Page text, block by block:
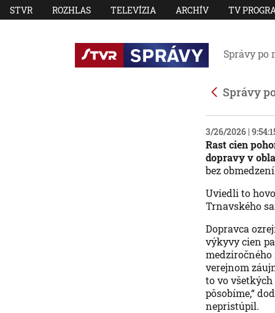
STVR ROZHLAS TELEVÍZIA ARCHÍV TV
Správy po
Správy
3/26/2026 |
Rast cien
dopravy v
bez
Uviedli to
Trnavského
Dopravca
výkyvy cien
verejnom
to vo
pôsobíme,“
nepristúpil.